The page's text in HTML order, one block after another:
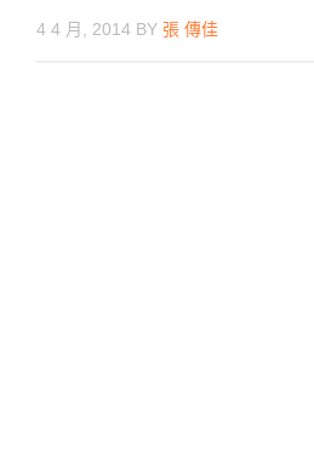
4 4 月, 2014 BY 張 傳佳